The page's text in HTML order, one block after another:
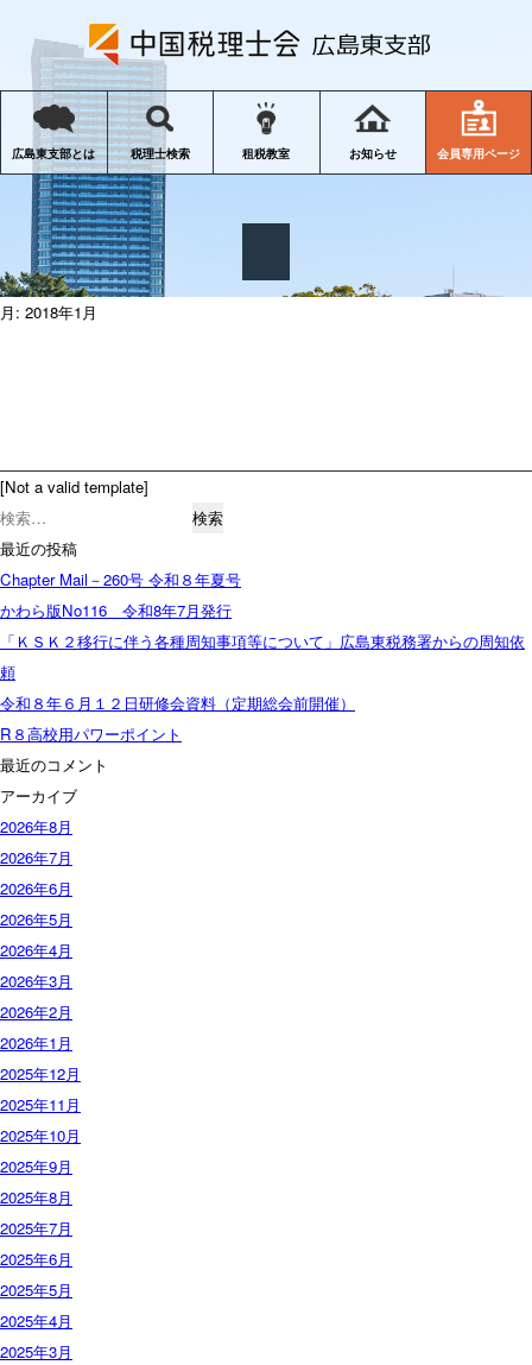
広島東支部とは 税理士検索 租税教室 お知らせ 会員専用ページ
月: 2018年1月
[Not a valid template]
検
索:
最近の投稿
Chapter Mail－260号 令和８年夏号
かわら版No116 令和8年7月発行
「ＫＳＫ２移行に伴う各種周知事項等について」広島東税務署からの周知依
頼
令和８年６月１２日研修会資料（定期総会前開催）
R８高校用パワーポイント
最近のコメント
アーカイブ
2026年8月
2026年7月
2026年6月
2026年5月
2026年4月
2026年3月
2026年2月
2026年1月
2025年12月
2025年11月
2025年10月
2025年9月
2025年8月
2025年7月
2025年6月
2025年5月
2025年4月
2025年3月